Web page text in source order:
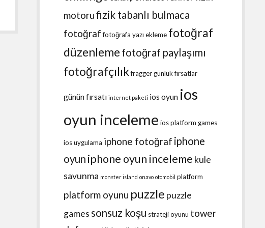
motorufizik tabanlı bulmaca
fotoğraf fotoğrafa yazı ekleme fotoğraf
düzenleme fotoğraf paylaşımı
fotoğrafçılıkfraggergünlük fırsatlar
günün fırsatı internet paketi ios oyun ios
oyun inceleme ios platform games
ios uygulama iphone fotoğraf iphone
oyun iphone oyun inceleme kule
savunma monster island onavo otomobil platform
platform oyunu puzzle puzzle
games sonsuz koşu strateji oyunu tower